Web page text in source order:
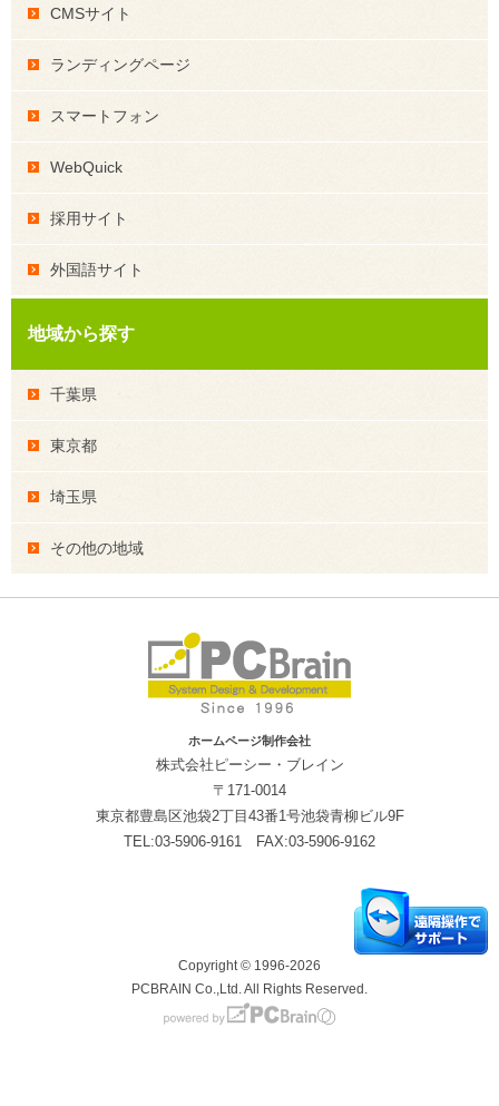
CMSサイト
ランディングページ
スマートフォン
WebQuick
採用サイト
外国語サイト
地域から探す
千葉県
東京都
埼玉県
その他の地域
ホームページ制作会社
株式会社ピーシー・ブレイン
〒171-0014
東京都豊島区池袋2丁目43番1号池袋青柳ビル9F
TEL:03-5906-9161 FAX:03-5906-9162
Copyright © 1996-2026
PCBRAIN Co.,Ltd. All Rights Reserved.